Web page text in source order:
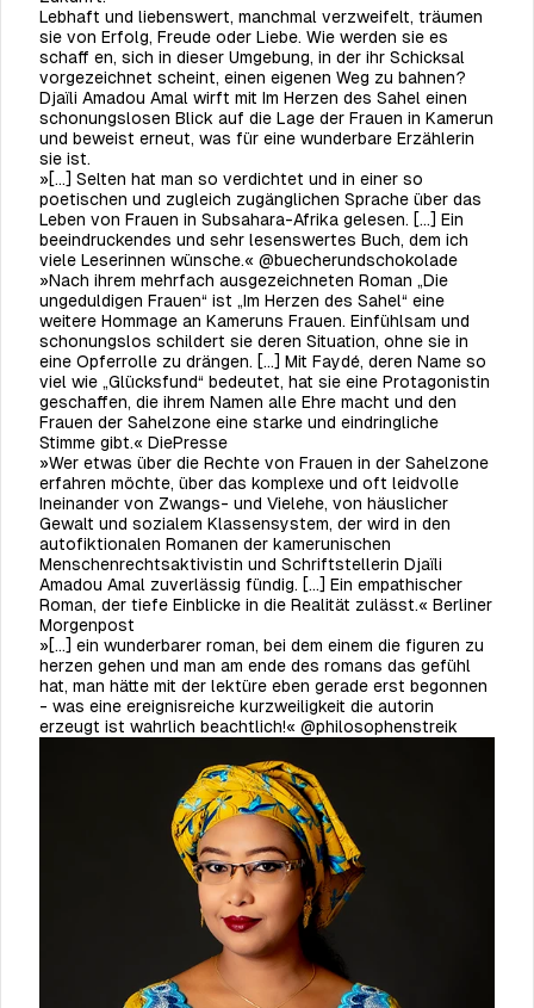
Lebhaft und liebenswert, manchmal verzweifelt, träumen
sie von Erfolg, Freude oder Liebe. Wie werden sie es
schaff en, sich in dieser Umgebung, in der ihr Schicksal
vorgezeichnet scheint, einen eigenen Weg zu bahnen?
Djaïli Amadou Amal wirft mit Im Herzen des Sahel einen
schonungslosen Blick auf die Lage der Frauen in Kamerun
und beweist erneut, was für eine wunderbare Erzählerin
sie ist.
»[...] Selten hat man so verdichtet und in einer so
poetischen und zugleich zugänglichen Sprache über das
Leben von Frauen in Subsahara-Afrika gelesen. [...] Ein
beeindruckendes und sehr lesenswertes Buch, dem ich
viele Leserinnen wünsche.« @buecherundschokolade
»Nach ihrem mehrfach ausgezeichneten Roman „Die
ungeduldigen Frauen“ ist „Im Herzen des Sahel“ eine
weitere Hommage an Kameruns Frauen. Einfühlsam und
schonungslos schildert sie deren Situation, ohne sie in
eine Opferrolle zu drängen. […] Mit Faydé, deren Name so
viel wie „Glücksfund“ bedeutet, hat sie eine Protagonistin
geschaffen, die ihrem Namen alle Ehre macht und den
Frauen der Sahelzone eine starke und eindringliche
Stimme gibt.« DiePresse
»Wer etwas über die Rechte von Frauen in der Sahelzone
erfahren möchte, über das komplexe und oft leidvolle
Ineinander von Zwangs- und Vielehe, von häuslicher
Gewalt und sozialem Klassensystem, der wird in den
autofiktionalen Romanen der kamerunischen
Menschenrechtsaktivistin und Schriftstellerin Djaïli
Amadou Amal zuverlässig fündig. [...] Ein empathischer
Roman, der tiefe Einblicke in die Realität zulässt.« Berliner
Morgenpost
»[...] ein wunderbarer roman, bei dem einem die figuren zu
herzen gehen und man am ende des romans das gefühl
hat, man hätte mit der lektüre eben gerade erst begonnen
- was eine ereignisreiche kurzweiligkeit die autorin
erzeugt ist wahrlich beachtlich!« @philosophenstreik